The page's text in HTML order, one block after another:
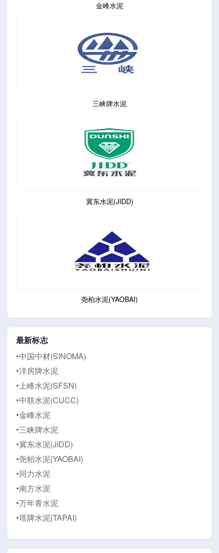
金峰水泥
三峡牌水泥
冀东水泥(JIDD)
尧柏水泥(YAOBAI)
最新标志
•中国中材(SINOMA)
•洋房牌水泥
•上峰水泥(SFSN)
•中联水泥(CUCC)
•金峰水泥
•三峡牌水泥
•冀东水泥(JIDD)
•尧柏水泥(YAOBAI)
•同力水泥
•南方水泥
•万年青水泥
•塔牌水泥(TAPAI)